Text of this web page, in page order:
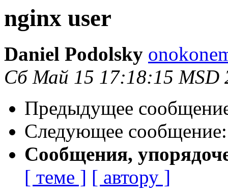
nginx user
Daniel Podolsky
Сб Май 15 17:18:15 MSD
Предыдущее
Следующее
Сообщения,
[ теме ] [ автору ]